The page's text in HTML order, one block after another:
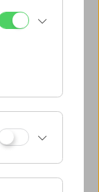
des
Unquiet
the